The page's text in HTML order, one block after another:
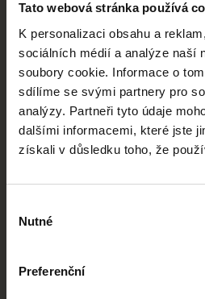
Tato webová stránka používá
K personalizaci obsahu a
sociálních médií a analýze naší
soubory cookie. Informace o
sdílíme se svými partnery pro
analýzy. Partneři tyto údaje
dalšími informacemi, které jste
získali v důsledku toho, že
souhlasu
Nutné
Preferenční
Nové
každý
festivalů dokumentárního filmu
posouvat hranice dokumentárního filmu,
podporovat kvalitní